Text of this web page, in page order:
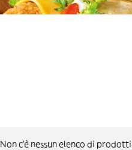
Non c’è nessun elenco di